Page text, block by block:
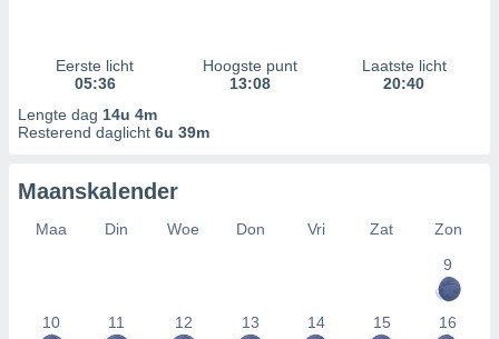
Eerste licht
05:36
Hoogste punt
13:08
Laatste licht
20:40
Lengte dag 14u 4m
Resterend daglicht 6u 39m
Maanskalender
Maa Din Woe Don Vri Zat
Zon
9
10 11 12 13 14 15 16